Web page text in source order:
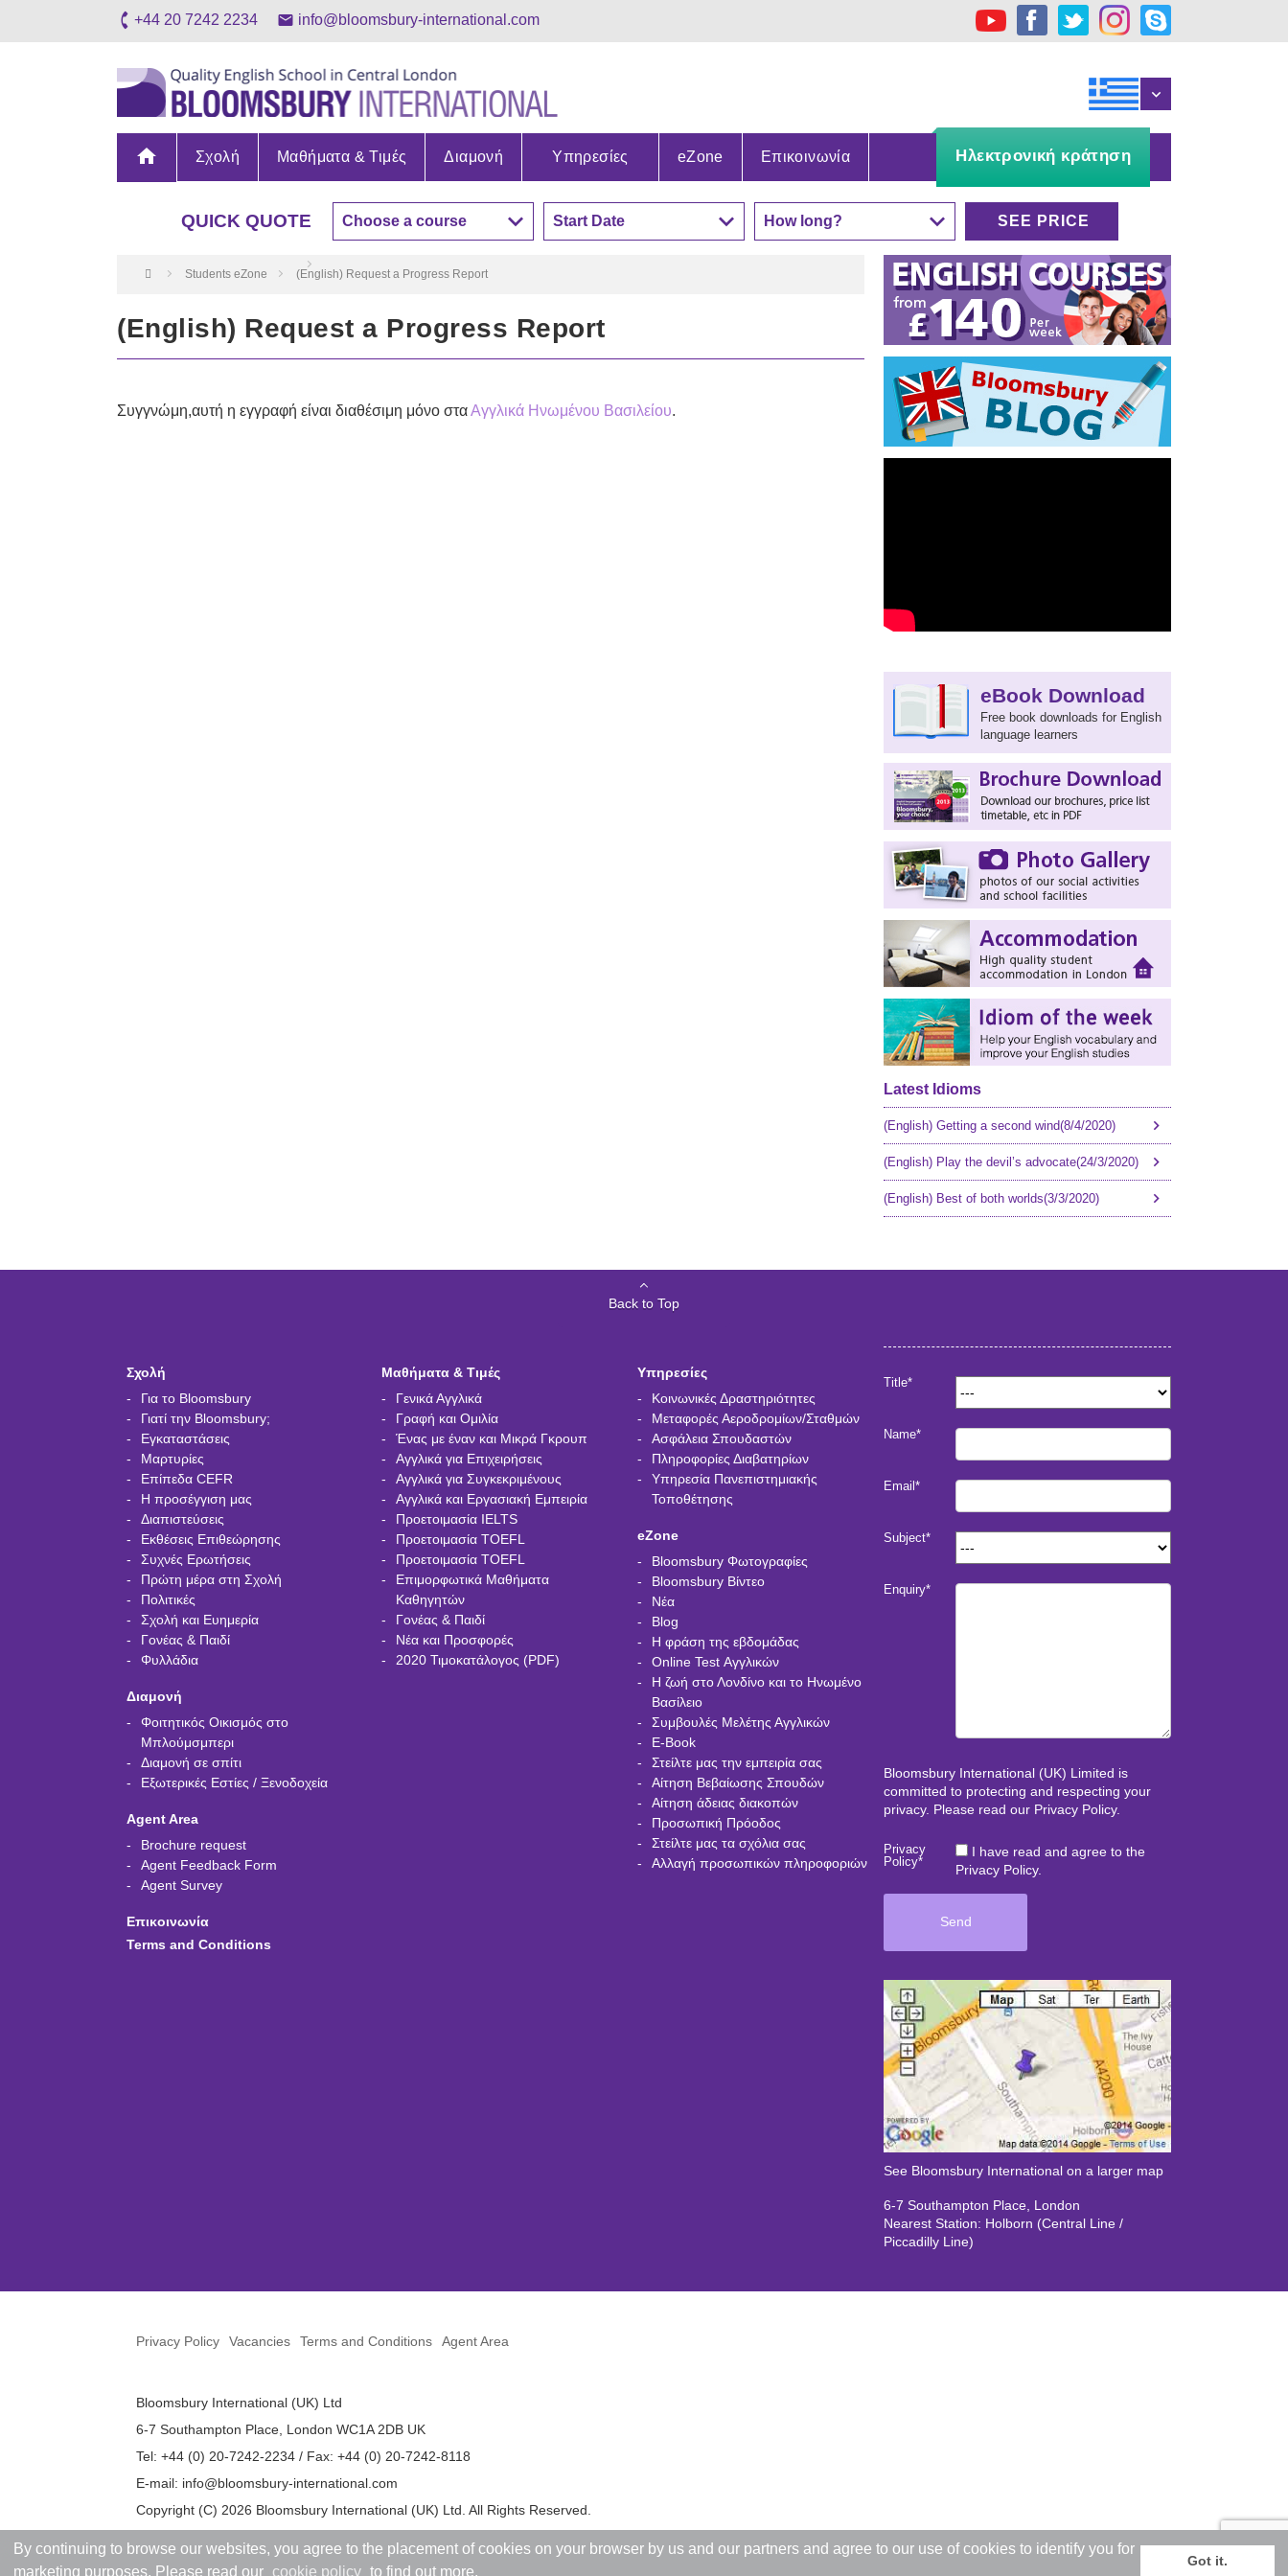
By continuing to browse our websites, you agree to the placement of cookies on your browser by us and our partners and agree to our use of cookies to identify you for
marketing purposes. Please read our cookie policy to find out more.
Got it.
+44 20 7242 2234 info@bloomsbury-international.com
home Σχολή Μαθήματα & Τιμές Διαμονή Υπηρεσίες eZone Επικοινωνία Ηλεκτρονική κράτηση
QUICK QUOTE
Students eZone (English) Request a Progress Report
(English) Request a Progress Report
Συγγνώμη,αυτή η εγγραφή είναι διαθέσιμη μόνο σταΑγγλικά Ηνωμένου Βασιλείου.
eBook Download
Free book downloads for English
language learners
Latest Idioms
(English) Getting a second wind(8/4/2020)
(English) Play the devil’s advocate(24/3/2020)
(English) Best of both worlds(3/3/2020)
Back to Top
Σχολή
Για τo Bloomsbury
Γιατί την Bloomsbury;
Εγκαταστάσεις
Μαρτυρίες
Επίπεδα CEFR
Η προσέγγιση μας
Διαπιστεύσεις
Εκθέσεις Επιθεώρησης
Συχνές Ερωτήσεις
Πρώτη μέρα στη Σχολή
Πολιτικές
Σχολή και Ευημερία
Γονέας & Παιδί
Φυλλάδια
Διαμονή
Φοιτητικός Οικισμός στο
Μπλούμσμπερι
Διαμονή σε σπίτι
Εξωτερικές Εστίες / Ξενοδοχεία
Agent Area
Brochure request
Agent Feedback Form
Agent Survey
Επικοινωνία
Terms and Conditions
Μαθήματα & Τιμές
Γενικά Αγγλικά
Γραφή και Ομιλία
Ένας με έναν και Μικρά Γκρουπ
Αγγλικά για Επιχειρήσεις
Αγγλικά για Συγκεκριμένους
Αγγλικά και Εργασιακή Εμπειρία
Προετοιμασία IELTS
Προετοιμασία TOEFL
Προετοιμασία TOEFL
Επιμορφωτικά Μαθήματα
Καθηγητών
Γονέας & Παιδί
Νέα και Προσφορές
2020 Τιμοκατάλογος (PDF)
Υπηρεσίες
Κοινωνικές Δραστηριότητες
Μεταφορές Αεροδρομίων/Σταθμών
Ασφάλεια Σπουδαστών
Πληροφορίες Διαβατηρίων
Υπηρεσία Πανεπιστημιακής
Τοποθέτησης
eZone
Bloomsbury Φωτογραφίες
Bloomsbury Βίντεο
Νέα
Blog
Η φράση της εβδομάδας
Online Test Αγγλικών
Η ζωή στο Λονδίνο και το Ηνωμένο
Βασίλειο
Συμβουλές Μελέτης Αγγλικών
E-Book
Στείλτε μας την εμπειρία σας
Αίτηση Βεβαίωσης Σπουδών
Αίτηση άδειας διακοπών
Προσωπική Πρόοδος
Στείλτε μας τα σχόλια σας
Αλλαγή προσωπικών πληροφοριών
Title*
Name*
Email*
Subject*
Enquiry*
Bloomsbury International (UK) Limited is
committed to protecting and respecting your
privacy. Please read our Privacy Policy.
Privacy
Policy*
I have read and agree to the
Privacy Policy.
See Bloomsbury International on a larger map
6-7 Southampton Place, London
Nearest Station: Holborn (Central Line /
Piccadilly Line)
Privacy Policy Vacancies Terms and Conditions Agent Area
Bloomsbury International (UK) Ltd
6-7 Southampton Place, London WC1A 2DB UK
Tel: +44 (0) 20-7242-2234 / Fax: +44 (0) 20-7242-8118
E-mail: info@bloomsbury-international.com
Copyright (C) 2026 Bloomsbury International (UK) Ltd. All Rights Reserved.